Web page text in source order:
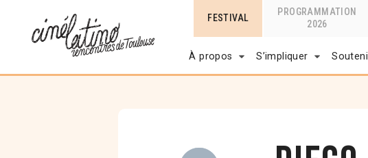
FESTIVAL
PROGRAMMATION
2026
À propos S’impliquer